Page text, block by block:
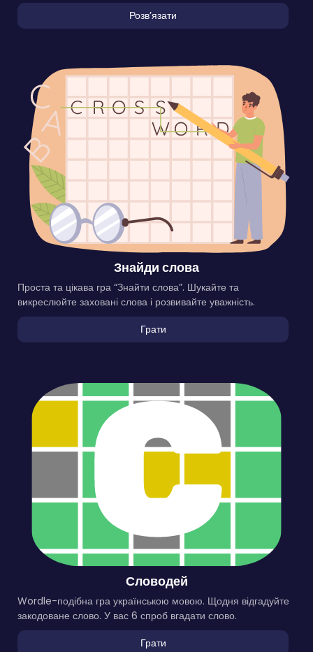
Розвʼязати
Знайди слова
Проста та цікава гра “Знайти слова”. Шукайте та
викреслюйте заховані слова і розвивайте уважність.
Грати
Словодей
Wordle-подібна гра українською мовою. Щодня відгадуйте
закодоване слово. У вас 6 спроб вгадати слово.
Грати